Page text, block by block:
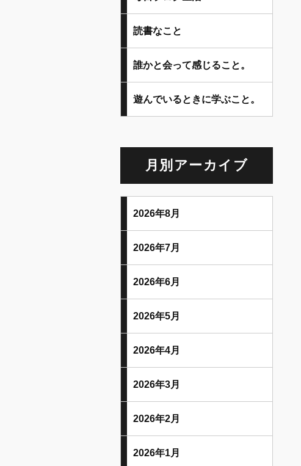
読書なこと
誰かと会って感じること。
遊んでいるときに学ぶこと。
月別アーカイブ
2026年8月
2026年7月
2026年6月
2026年5月
2026年4月
2026年3月
2026年2月
2026年1月